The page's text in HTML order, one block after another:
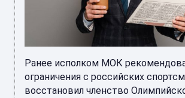
Ранее исполком МОК
ограничения с российских
восстановил членство